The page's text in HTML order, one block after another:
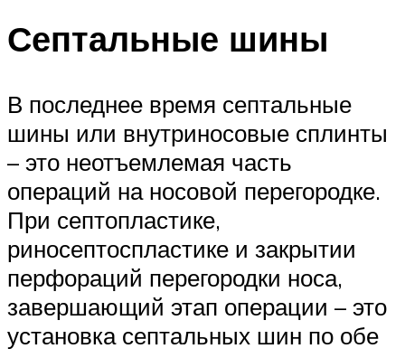
Септальные шины
В последнее время септальные
шины или внутриносовые сплинты
– это неотъемлемая часть
операций на носовой перегородке.
При септопластике,
риносептоспластике и закрытии
перфораций перегородки носа,
завершающий этап операции – это
установка септальных шин по обе